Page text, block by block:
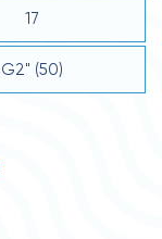
17
G2" (50)